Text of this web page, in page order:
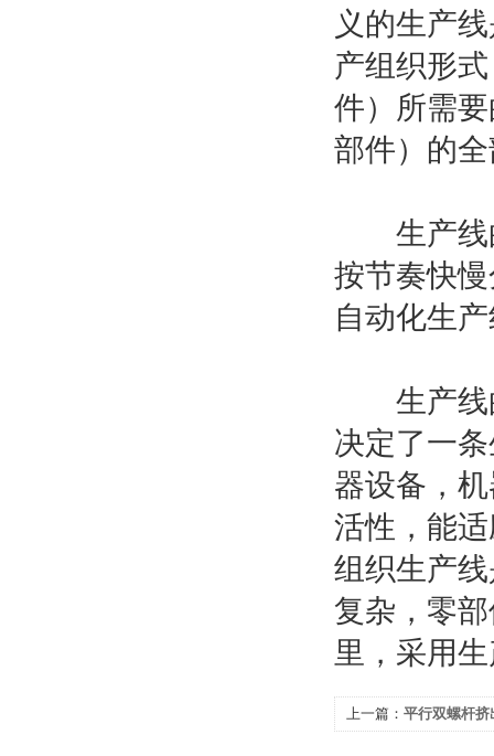
义的生产
产组织形
件）所需
部件）的
生产线的
按节奏快
自动化生
生产线的
决定了一
器设备，
活性，能
组织生产
复杂，零
里，采用
上一篇： 平行双螺杆挤